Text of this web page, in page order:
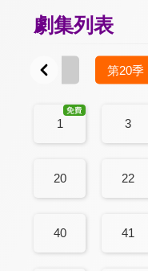
劇集列表
全 106 集） 第20季
1 3
20 22
40 41